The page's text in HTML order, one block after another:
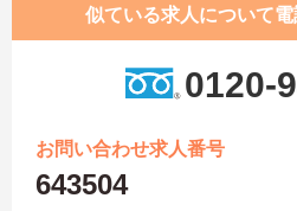
似ている求人について
0120-
お問い合わせ求人番号
643504